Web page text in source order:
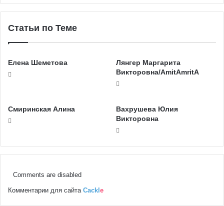
Статьи по Теме
Елена Шеметова
Лянгер Маргарита
Викторовна/AmitAmritA
Смиринская Алина
Вахрушева Юлия
Викторовна
Comments are disabled
Комментарии для сайта Cackl e